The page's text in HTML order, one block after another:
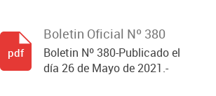
Boletin Oficial Nº 380
Boletin Nº 380-Publicado el
día 26 de Mayo de 2021.-
pdf